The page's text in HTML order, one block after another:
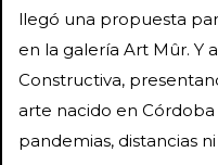
llegó una propuesta
en la galería Art Mûr. Y
Constructiva,
arte nacido en
pandemias, distancias